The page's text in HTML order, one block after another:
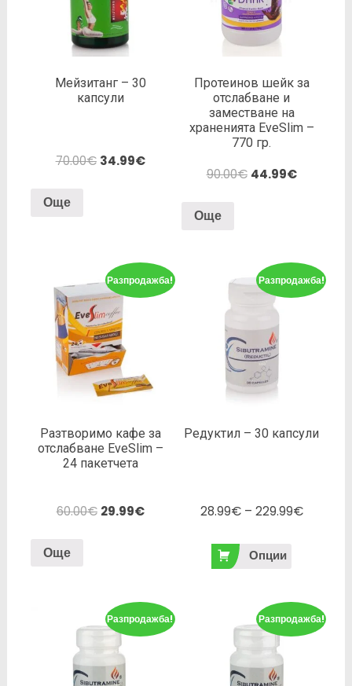
Мейзитанг – 30
капсули
70.00€ 34.99€
Още
Протеинов шейк за
отслабване и
заместване на
храненията EveSlim –
770 гр.
90.00€ 44.99€
Още
Разпродажба!
Разтворимо кафе за
отслабване EveSlim –
24 пакетчета
60.00€ 29.99€
Още
Разпродажба!
Редуктил – 30 капсули
28.99€– 229.99€
Опции
Разпродажба! Разпродажба!